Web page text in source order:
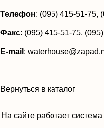
Телефон: (095) 415-51-75,
Факс: (095) 415-51-75,
E-mail:
Вернуться в каталог
На сайте работает